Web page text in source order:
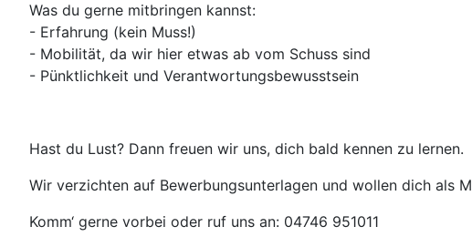
Was du gerne mitbringen kannst:
- Erfahrung (kein Muss!)
- Mobilität, da wir hier etwas ab vom Schuss sind
- Pünktlichkeit und Verantwortungsbewusstsein
Hast du Lust? Dann freuen wir uns, dich bald kennen zu lernen.
Wir verzichten auf Bewerbungsunterlagen und wollen dich als
Komm‘ gerne vorbei oder ruf uns an: 04746 951011